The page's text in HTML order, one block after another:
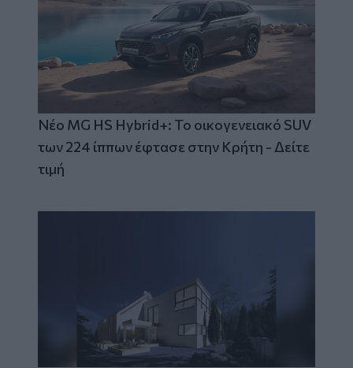
Νέο MG HS Hybrid+: Το οικογενειακό SUV
των 224 ίππων έφτασε στην Κρήτη - Δείτε
τιμή